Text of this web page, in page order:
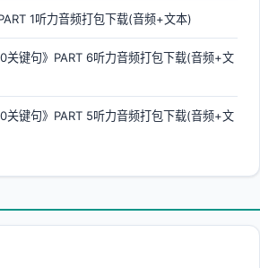
1听力音频打包下载(音频+文本)
关键句》PART 6听力音频打包下载(音频+文
关键句》PART 5听力音频打包下载(音频+文